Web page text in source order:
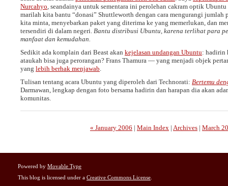
Nurcahyo, seandainya untuk sementara ini perolehan cakram optik
marilah kita bantu “donasi” Shuttleworth dengan cara mengurangi jumlah
kita minta, menyebarkan paket yang diterima ke yang memerlukan, dan
tersendiri di dalam negeri. Bantu distribusi Ubuntu, karena terlihat para
manfaat dan kemudahan.
Sedikit ada komplain dari Beast akan kejelasan undangan Ubuntu: hadirin
ataukah bisa juga perorangan? Frans Thamura — yang menjadi objek
yang lebih berhak menjawab
Tulisan tentang acara Ubuntu yang diperoleh dari Technorati: Bertemu
Darmawan, lengkap dengan foto bersama hadirin dan harapan dia akan
komunitas.
« January 2006 | Main Index | Archives | March
Powered by Movable Type
This blog is licensed under a Creative Commons License